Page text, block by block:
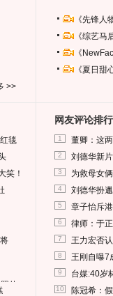
>>
《先锋
《综艺
《
《夏日
毯
笑！
片
网友评论排行
1 董卿：这
2 刘德华新
3 为救母女
4 刘德华扮
5 章子怡斥
6 律师：于
7 王力宏否
8 王刚自曝7
9 台媒:40岁
10 陈冠希：